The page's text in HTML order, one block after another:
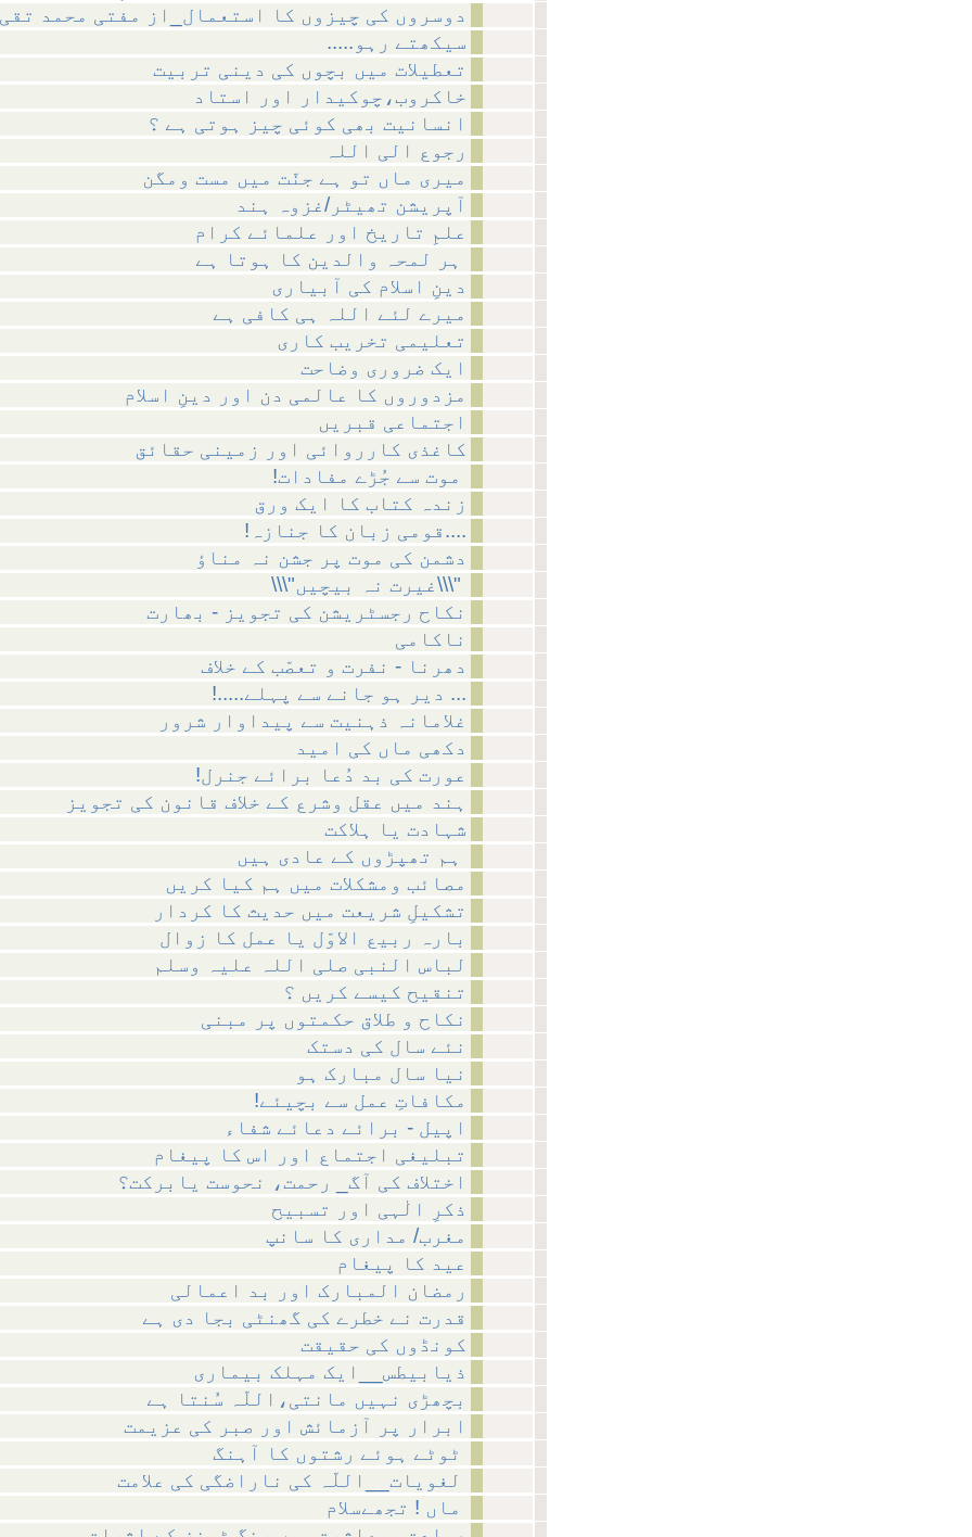
دوسروں کی چیزوں کا استعمال_از مفتی محمد
.....سیکھتے رہو
تعطیلات میں بچوں کی دینی تربیت
خاکروب،چوکیدار اور استاد
انسانیت بھی کوئی چیز ہوتی ہے ؟
رجوع الی اللہ
میری ماں تو ہے جنّت میں مست ومگن
آپریشن تھیٹر/غزوہ ہند
علمِ تاریخ اور علمائے کرام
دینِ اسلام کی آبیاری
میرے لئے اللہ ہی کافی ہے
تعلیمی تخریب کاری
ایک ضروری وضاحت
مزدوروں کا عالمی دن اور دینِ اسلام
اجتماعی قبریں
کاغذی کارروائی اور زمینی حقائق
زندہ کتاب کا ایک ورق
!قومی زبان کا جنازہ....
دشمن کی موت پر جشن نہ مناؤ
\\\"غیرت نہ بیچیں\\\"
نکاح رجسٹریشن کی تجویز - بھارت
ناکامی
دھرنا - نفرت و تعصّب کے خلاف
!.....دیر ہو جانے سے پہلے ...
غلامانہ ذہنیت سے پیداوار شرور
دکھی ماں کی امید
!عورت کی بد دُعا برائے جنرل
ہند میں عقل وشرع کے خلاف قانون کی تجویز
شہادت یا ہلاکت
مصائب ومشکلات میں ہم کیا کریں
تشکیلِ شریعت میں حدیث کا کردار
بارہ ربیع الاوّل یا عمل کا زوال
لباس النبی صلی اللہ علیہ وسلم
تنقیح کیسے کریں ؟
نکاح و طلاق حکمتوں پر مبنی
نئے سال کی دستک
نیا سال مبارک ہو
!مکافاتِ عمل سے بچیئے
اپیل - برائے دعائے شفاء
تبلیغی اجتماع اور اس کا پیغام
اختلاف کی آگ_ رحمت، نحوست یابرکت؟
ذکرِ الٰہی اور تسبیح
مغرب/ مداری کا سانپ
عید کا پیغام
رمضان المبارک اور بد اعمالی
قدرت نے خطرے کی گھنٹی بجا دی ہے
کونڈوں کی حقیقت
ذیابیطس__ایک مہلک بیماری
بچھڑی نہیں مانتی،اللّہ سُنتا ہے
ابرار پر آزمائش اور صبر کی عزیمت